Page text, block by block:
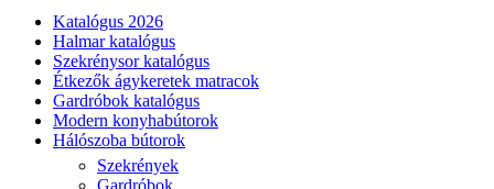
Katalógus 2026
Halmar katalógus
Szekrénysor katalógus
Étkezők ágykeretek matracok
Gardróbok katalógus
Modern konyhabútorok
Hálószoba bútorok
Szekrények
Gardróbok